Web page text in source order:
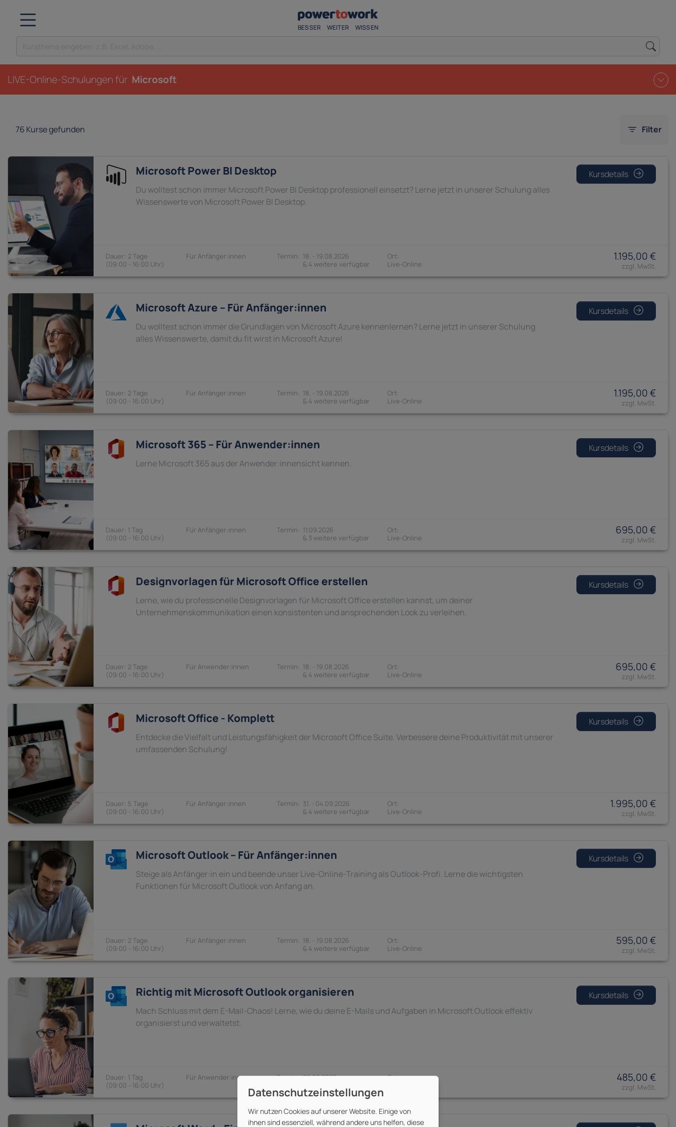
BESSER WEITER WISSEN
LIVE-Online-Schulungen für Microsoft
76 Kurse gefunden Filter
Microsoft Power BI Desktop
Du wolltest schon immer Microsoft Power BI Desktop professionell einsetzt? Lerne jetzt in unserer Schulung alles
Wissenswerte von Microsoft Power BI Desktop.
2 Tage
09:00 - 16:00
Anfänger:innen
Kursdetails
18. - 19.08.2026
& 4 weitere verfügbar
1.195,00 €
Microsoft Azure – Für Anfänger:innen
Du wolltest schon immer die Grundlagen von Microsoft Azure kennenlernen? Lerne jetzt in unserer Schulung
alles Wissenswerte, damit du fit wirst in Microsoft Azure!
2 Tage
09:00 - 16:00
Anfänger:innen
Kursdetails
18. - 19.08.2026
& 4 weitere verfügbar
1.195,00 €
Microsoft 365 – Für Anwender:innen
Lerne Microsoft 365 aus der Anwender:innensicht kennen.
1 Tag
09:00 - 16:00
Anfänger:innen
Kursdetails
11.09.2026
& 3 weitere verfügbar
695,00 €
Designvorlagen für Microsoft Office erstellen
Lerne, wie du professionelle Designvorlagen für Microsoft Office erstellen kannst, um deiner
Unternehmenskommunikation einen konsistenten und ansprechenden Look zu verleihen.
2 Tage
09:00 - 16:00
Anwender:innen
Kursdetails
18. - 19.08.2026
& 4 weitere verfügbar
695,00 €
Microsoft Office - Komplett
Entdecke die Vielfalt und Leistungsfähigkeit der Microsoft Office Suite. Verbessere deine Produktivität mit unserer
umfassenden Schulung!
5 Tage
09:00 - 16:00
Anfänger:innen
Kursdetails
31. - 04.09.2026
& 4 weitere verfügbar
1.995,00 €
Microsoft Outlook – Für Anfänger:innen
Steige als Anfänger:in ein und beende unser Live-Online-Training als Outlook-Profi. Lerne die wichtigsten
Funktionen für Microsoft Outlook von Anfang an.
2 Tage
09:00 - 16:00
Anfänger:innen
Kursdetails
18. - 19.08.2026
& 4 weitere verfügbar
595,00 €
Richtig mit Microsoft Outlook organisieren
Mach Schluss mit dem E-Mail-Chaos! Lerne, wie du deine E-Mails und Aufgaben in Microsoft Outlook effektiv
organisierst und verwaltetst.
1 Tag
09:00 - 16:00
Anwender:innen
Kursdetails
20.08.2026
485,00 €
Wir nutzen Cookies auf unserer Website. Einige von
ihnen sind essenziell, während andere uns helfen, diese